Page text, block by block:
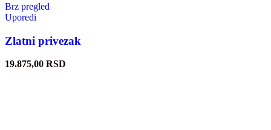
Brz pregled
Uporedi
Zlatni privezak
19.875,00 RSD